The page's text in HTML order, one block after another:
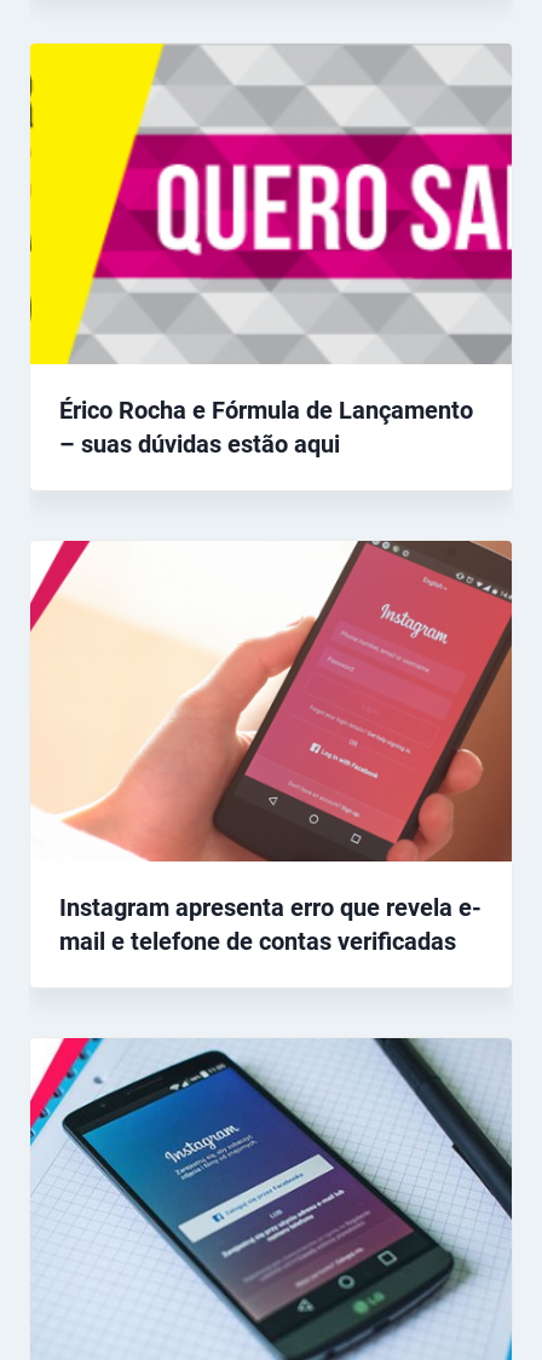
Érico Rocha e Fórmula de Lançamento
– suas dúvidas estão aqui
Instagram apresenta erro que revela e-
mail e telefone de contas verificadas